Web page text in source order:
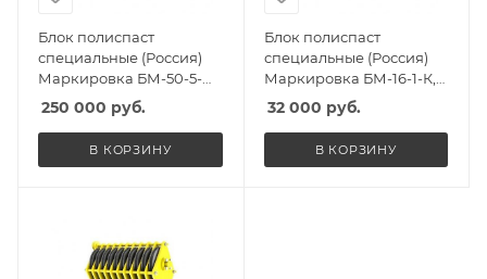
Блок полиспаст
специальные (Россия)
Маркировка БМ-50-5-
ССО, Масса 360кг,
Количество роликов 5, Г/
п 32т
250 000 руб.
В КОРЗИНУ
Блок полиспаст
специальные (Россия)
Маркировка БМ-16-1-К,
Масса 145кг, Количество
роликов 1, Г/п 12,5т
32 000 руб.
В КОРЗИНУ